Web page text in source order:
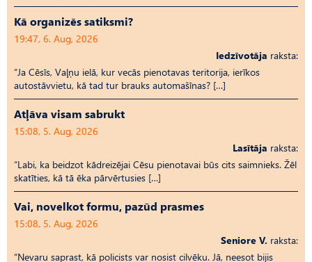
Kā organizēs satiksmi?
19:47, 6. Aug, 2026
Iedzīvotāja raksta:
“Ja Cēsīs, Vaļņu ielā, kur vecās pienotavas teritorija, ierīkos
autostāvvietu, kā tad tur brauks automašīnas? […]
Atļāva visam sabrukt
15:08, 5. Aug, 2026
Lasītāja raksta:
“Labi, ka beidzot kādreizējai Cēsu pienotavai būs cits saimnieks. Žēl
skatīties, kā tā ēka pārvērtusies […]
Vai, novelkot formu, pazūd prasmes
15:08, 5. Aug, 2026
Seniore V. raksta:
“Nevaru saprast, kā policists var nosist cilvēku. Jā, neesot bijis